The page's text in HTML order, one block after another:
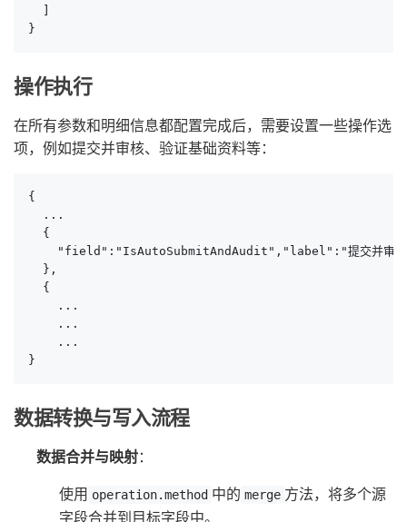
  ]
}
操作执行
在所有参数和明细信息都配置完成后，需要设置一些操作选
项，例如提交并审核、验证基础资料等：
{
  ...
  {
"field":"IsAutoSubmitAndAudit","label":"提交并审
  },
  {
    ...
    ...
    ...
}
数据转换与写入流程
数据合并与映射：
使用 operation.method 中的 merge 方法，将多个源
字段合并到目标字段中。